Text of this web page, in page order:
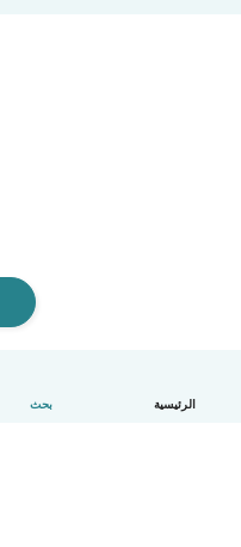
الرئيسية بحث